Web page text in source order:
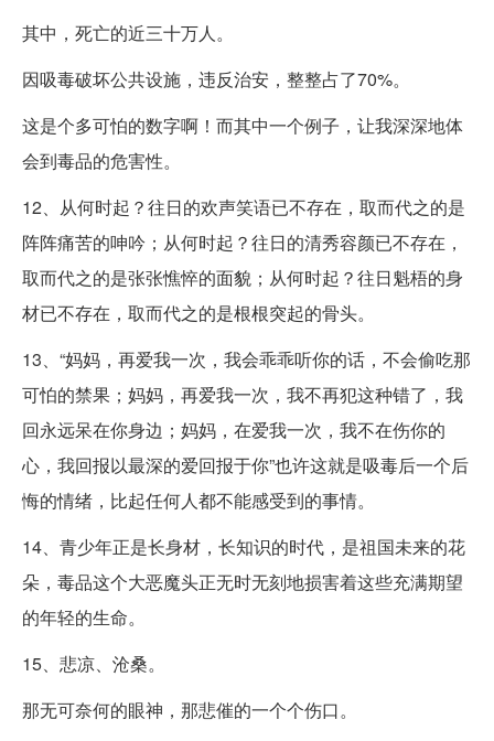
其中，死亡的近三十万人。
因吸毒破坏公共设施，违反治安，整整占了70%。
这是个多可怕的数字啊！而其中一个例子，让我深深地体
会到毒品的危害性。
12、从何时起？往日的欢声笑语已不存在，取而代之的是
阵阵痛苦的呻吟；从何时起？往日的清秀容颜已不存在，
取而代之的是张张憔悴的面貌；从何时起？往日魁梧的身
材已不存在，取而代之的是根根突起的骨头。
13、“妈妈，再爱我一次，我会乖乖听你的话，不会偷吃那
可怕的禁果；妈妈，再爱我一次，我不再犯这种错了，我
回永远呆在你身边；妈妈，在爱我一次，我不在伤你的
心，我回报以最深的爱回报于你”也许这就是吸毒后一个后
悔的情绪，比起任何人都不能感受到的事情。
14、青少年正是长身材，长知识的时代，是祖国未来的花
朵，毒品这个大恶魔头正无时无刻地损害着这些充满期望
的年轻的生命。
15、悲凉、沧桑。
那无可奈何的眼神，那悲催的一个个伤口。